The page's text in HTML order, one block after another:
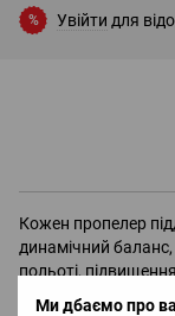
Ми дбаємо про
% Увійти для
Кожен пропелер
динамічний
польоті,
енергоспоживання